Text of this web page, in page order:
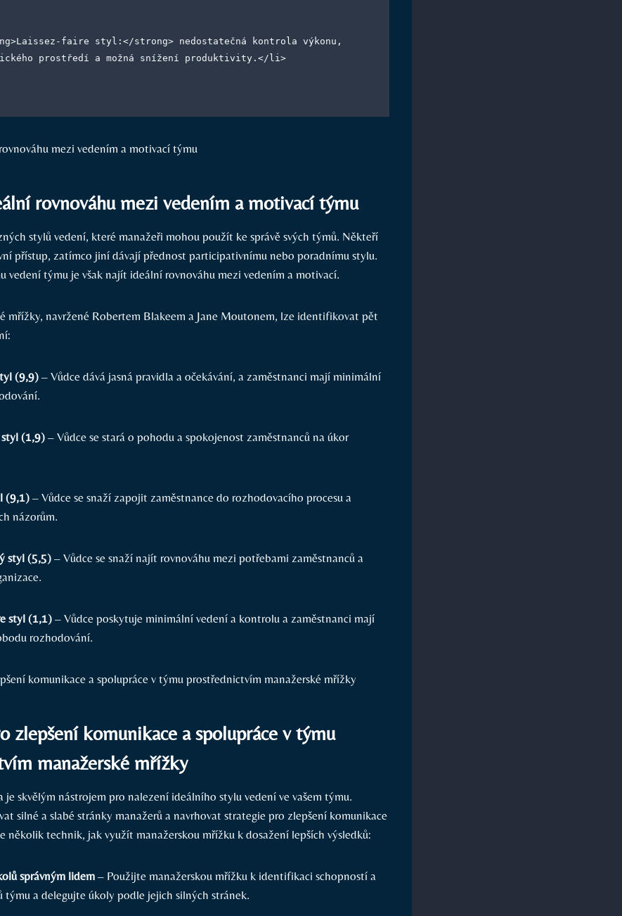
prostředí a možná snížení produktivity.</li>
rovnováhu mezi vedením a motivací týmu
stylů vedení, které manažeři mohou použít ke správě svých týmů. Někteří
přístup, zatímco jiní dávají přednost participativnímu nebo poradnímu stylu.
vedení týmu je však najít ideální rovnováhu mezi vedením a motivací.
mřížky, navržené Robertem Blakeem a Jane Moutonem, lze identifikovat pět
(9,9) – Vůdce dává jasná pravidla a očekávání, a zaměstnanci mají minimální
(1,9) – Vůdce se stará o pohodu a spokojenost zaměstnanců na úkor
(9,1) – Vůdce se snaží zapojit zaměstnance do rozhodovacího procesu a
názorům.
styl (5,5)– Vůdce se snaží najít rovnováhu mezi potřebami zaměstnanců a
styl (1,1) – Vůdce poskytuje minimální vedení a kontrolu a zaměstnanci mají
rozhodování.
zlepšení komunikace a spolupráce v týmu
manažerské mřížky
je skvělým nástrojem pro nalezení ideálního stylu vedení ve vašem týmu.
silné a slabé stránky manažerů a navrhovat strategie pro zlepšení komunikace
několik technik, jak využít manažerskou mřížku k dosažení lepších výsledků:
správným lidem – Použijte manažerskou mřížku k identifikaci schopností a
týmu a delegujte úkoly podle jejich silných stránek.